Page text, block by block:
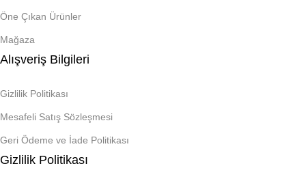
Öne Çıkan Ürünler
Mağaza
Alışveriş Bilgileri
Gizlilik Politikası
Mesafeli Satış Sözleşmesi
Geri Ödeme ve İade Politikası
Gizlilik Politikası